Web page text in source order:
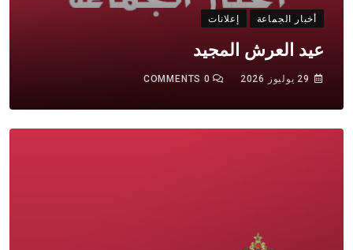
أخبار الجماعة إعلانات
عيد العرش المجيد
29 يوليوز 2026 0